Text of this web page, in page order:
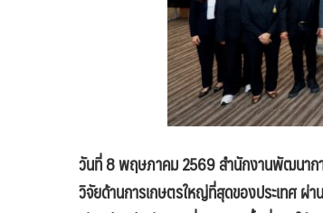
วันที่ 8 พฤษภาคม 2569 สำนักงานพัฒนากา
วิจัยด้านการเกษตรใหญ่ที่สุดของประเทศ ผ่